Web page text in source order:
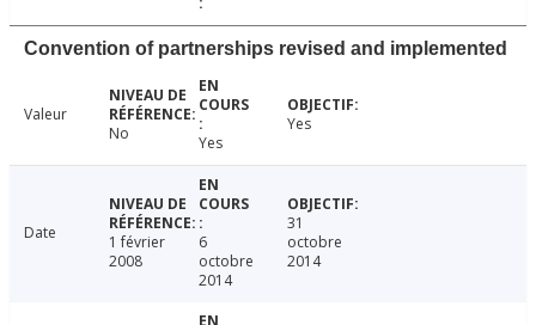
Convention of partnerships revised and implemented
Valeur
No
Yes
Yes
Date
1 février
2008
6
octobre
2014
31
octobre
2014